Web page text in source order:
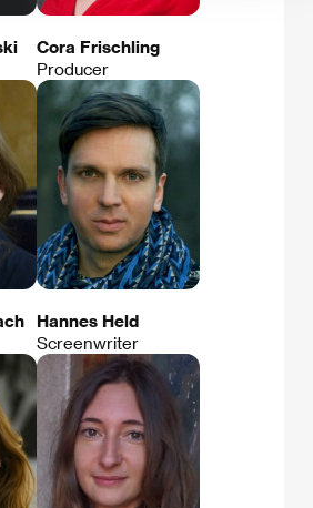
Cora Frischling
Producer
Hannes Held
Screenwriter